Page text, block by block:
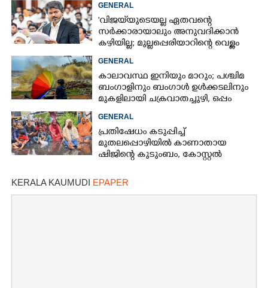
GENERAL
'വിജയ്‌യുടെയല്ല ഏതവന്റെ
സർക്കാരായാലും അനുവദിക്കാൻ
കഴിയില്ല; മുല്ലപ്പെരിയാറിന്റെ വെള്ളം
കൂട്ടുന്നത് മനസിൽ വച്ചാൽമതി'
GENERAL
കാലാവസ്ഥ ഇനിയും മാറും; പശ്ചിമ
ബംഗാളിനും ബംഗാൾ ഉൾക്കടലിനും
മുകളിലായി ചക്രവാതച്ചുഴി, ഒപ്പം
കള്ളക്കടൽ പ്രതിഭാസം
GENERAL
പ്രതിഷേധം കടുപ്പിച്ച്
മുതലപ്പൊഴിയിൽ കാണാതായ
ഷിജിന്റെ കുടുംബം, കോസ്റ്റൽ
കുത്തിയിരിക്കുന്നു
KERALA KAUMUDI EPAPER